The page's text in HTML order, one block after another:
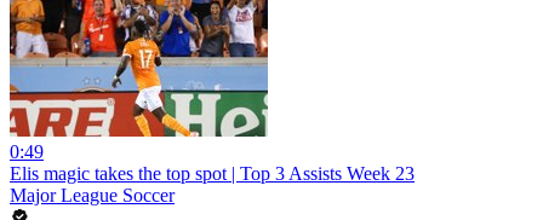
0:49
Elis magic takes the top spot | Top 3 Assists Week 23
Major League Soccer